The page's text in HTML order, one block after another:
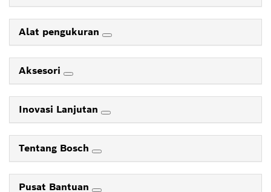
Alat pengukuran
Aksesori
Inovasi Lanjutan
Tentang Bosch
Pusat Bantuan